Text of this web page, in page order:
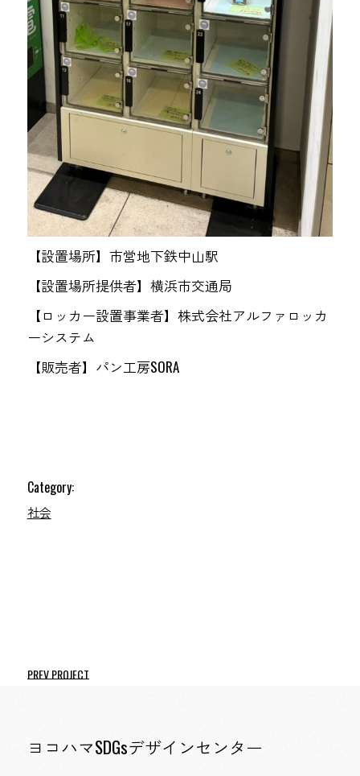
【設置場所】市営地下鉄中山駅
【設置場所提供者】横浜市交通局
【ロッカー設置事業者】株式会社アルファロッカ
ーシステム
【販売者】パン工房SORA
Category:
社会
PREV PROJECT
ヨコハマSDGsデザインセンター